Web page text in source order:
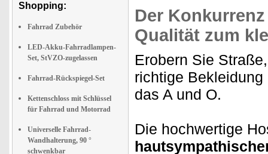
Shopping:
Fahrrad Zubehör
LED-Akku-Fahrradlampen-
Set, StVZO-zugelassen
Fahrrad-Rückspiegel-Set
Kettenschloss mit Schlüssel
für Fahrrad und Motorrad
Universelle Fahrrad-
Wandhalterung, 90 °
schwenkbar
Der
Qualität zum
Erobern Sie
richtige
das A und O.
Die hochwertige